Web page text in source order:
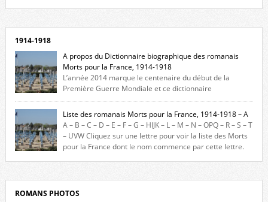
1914-1918
A propos du Dictionnaire biographique des romanais
Morts pour la France, 1914-1918
L’année 2014 marque le centenaire du début de la
Première Guerre Mondiale et ce dictionnaire
biographique veut rendre hommage aux romanais Morts pour la
France durant ce conflit. La base de cette recherche historique est
constituée des noms gravés sur les plaques commémoratives de
l’Hôtel de Ville, du lycée du Dauphiné et du lycée Triboulet, […]
Liste des romanais Morts pour la France, 1914-1918 – A
A – B – C – D – E – F – G – HIJK – L – M – N – OPQ – R – S – T
– UVW Cliquez sur une lettre pour voir la liste des Morts
pour la France dont le nom commence par cette lettre.
ROMANS PHOTOS